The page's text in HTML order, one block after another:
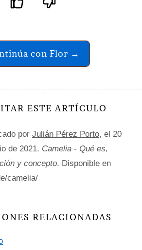
con Flor →
ESTE ARTÍCULO
por Julián Pérez Porto, el 20
de 2021. Camelia - Qué es,
y concepto. Disponible en
camelia/
RELACIONADAS